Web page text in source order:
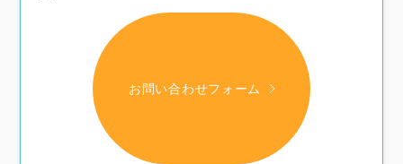
お問い合わせフォーム